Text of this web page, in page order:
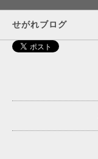
せがれブログ